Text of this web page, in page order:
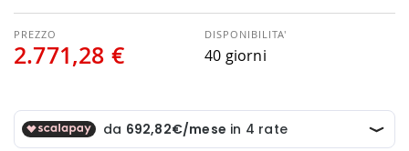
2.771,28 €
DISPONIBILITA'
40 giorni